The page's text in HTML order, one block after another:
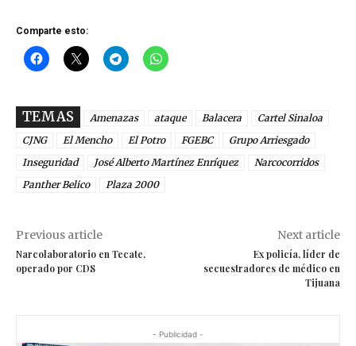
Comparte esto:
TEMAS Amenazas ataque Balacera
Cartel Sinaloa
CJNG
El Mencho El Potro FGEBC
Grupo Arriesgado
Inseguridad
José Alberto Martínez Enríquez
Narcocorridos
Panther Belico
Plaza 2000
Previous article
Narcolaboratorio en Tecate,
operado por CDS
Next article
Ex policía, líder de
secuestradores de médico en
Tijuana
- Publicidad -